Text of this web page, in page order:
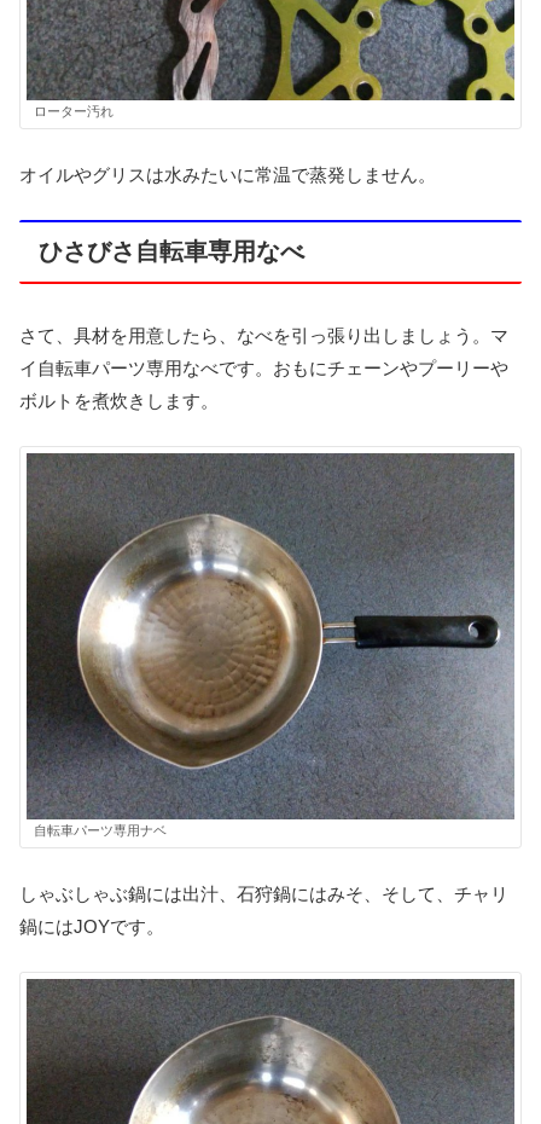
ローター汚れ
オイルやグリスは水みたいに常温で蒸発しません。
ひさびさ自転車専用なべ
さて、具材を用意したら、なべを引っ張り出しましょう。マ
イ自転車パーツ専用なべです。おもにチェーンやプーリーや
ボルトを煮炊きします。
自転車パーツ専用ナベ
しゃぶしゃぶ鍋には出汁、石狩鍋にはみそ、そして、チャリ
鍋にはJOYです。